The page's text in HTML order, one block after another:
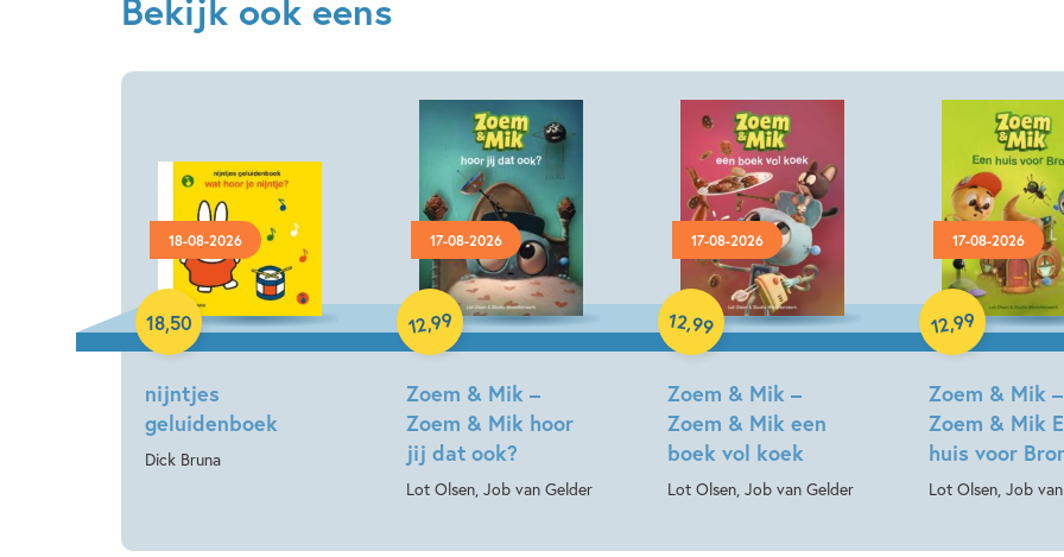
Bekijk ook eens
18-08-2026
nijntjes
geluidenboek
Dick Bruna
18,50
Hardcover
17-08-2026
Zoem & Mik –
Zoem & Mik hoor
jij dat ook?
Lot Olsen, Job van Gelder
12,99
Hardcover
17-08-2026
Zoem & Mik –
Zoem & Mik een
boek vol koek
Lot Olsen, Job van Gelder
12,99
Hardcover
17-08-2026
Zoem & Mik –
Zoem & Mik
huis voor
Lot Olsen, Job
12,99
Hardcover